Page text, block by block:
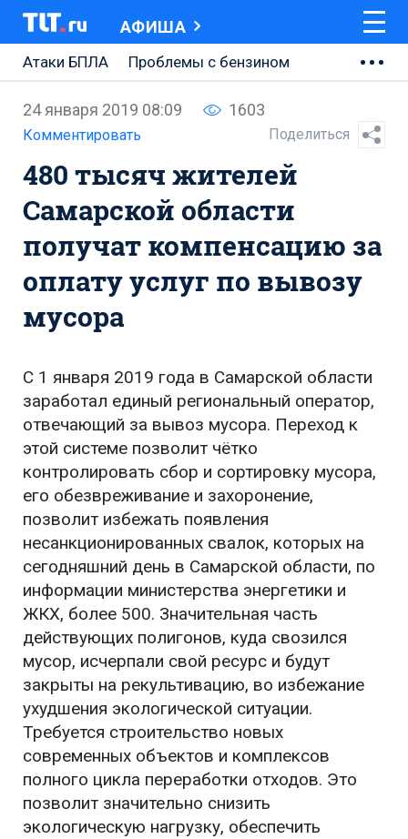
АФИША
Атаки БПЛА
Проблемы с бензином
Ремонт Центральной площади
Ремонт Обводного шоссе
Набережная Тольятти
Неделя Тольятти
24 января 2019 08:09 1603
Комментировать Поделиться
480 тысяч жителей
Самарской области
получат компенсацию за
оплату услуг по вывозу
мусора
С 1 января 2019 года в Самарской области
заработал единый региональный оператор,
отвечающий за вывоз мусора. Переход к
этой системе позволит чётко
контролировать сбор и сортировку мусора,
его обезвреживание и захоронение,
позволит избежать появления
несанкционированных свалок, которых на
сегодняшний день в Самарской области, по
информации министерства энергетики и
ЖКХ, более 500. Значительная часть
действующих полигонов, куда свозился
мусор, исчерпали свой ресурс и будут
закрыты на рекультивацию, во избежание
ухудшения экологической ситуации.
Требуется строительство новых
современных объектов и комплексов
полного цикла переработки отходов. Это
позволит значительно снизить
экологическую нагрузку, обеспечить